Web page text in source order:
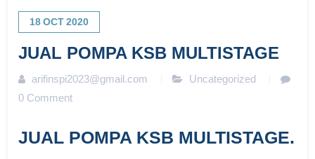
18 OCT 2020
JUAL POMPA KSB MULTISTAGE
arifinspi2023@gmail.com
Uncategorized
0 Comment
JUAL POMPA KSB MULTISTAGE.